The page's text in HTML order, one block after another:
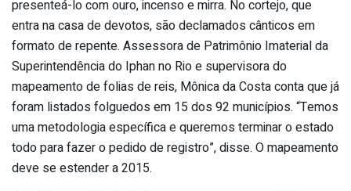
presenteá-lo com ouro, incenso e mirra. No cortejo, que
entra na casa de devotos, são declamados cânticos em
formato de repente. Assessora de Patrimônio Imaterial da
Superintendência do Iphan no Rio e supervisora do
mapeamento de folias de reis, Mônica da Costa conta que já
foram listados folguedos em 15 dos 92 municípios. “Temos
uma metodologia específica e queremos terminar o estado
todo para fazer o pedido de registro”, disse. O mapeamento
deve se estender a 2015.